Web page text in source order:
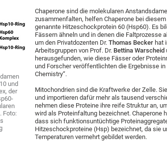
und
der
Foto:
Chaperone sind die molekularen
zusammenfalten, helfen Chaperone bei
genannte Hitzeschockprotein 60 (Hsp60). Es
Fässern ähneln und in denen die Faltprozesse
um den Privatdozenten Dr. Thomas Becker hat
Arbeitsgruppen von Prof. Dr. Bettina Warscheid
herausgefunden, wie diese Fässer oder
und Forscher veröffentlichten die Ergebnisse
Chemistry“.
Mitochondrien sind die Kraftwerke der Zelle.
und importieren dafür mehr als tausend
nehmen diese Proteine ihre reife Struktur an,
wird als Proteinfaltung bezeichnet. Chaperone
dass sich funktionsuntüchtige
Hitzeschockproteine (Hsp) bezeichnet, da sie
Temperaturen vermehrt gebildet werden.